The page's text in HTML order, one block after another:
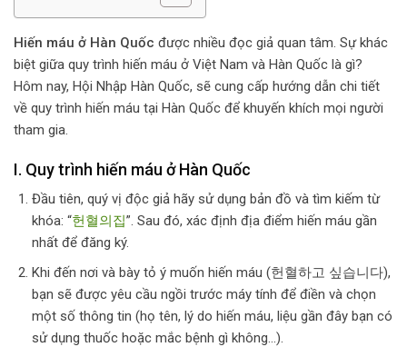
Hiến máu ở Hàn Quốc được nhiều đọc giả quan tâm. Sự khác
biệt giữa quy trình hiến máu ở Việt Nam và Hàn Quốc là gì?
Hôm nay, Hội Nhập Hàn Quốc, sẽ cung cấp hướng dẫn chi tiết
về quy trình hiến máu tại Hàn Quốc để khuyến khích mọi người
tham gia.
I. Quy trình hiến máu ở Hàn Quốc
Đầu tiên, quý vị độc giả hãy sử dụng bản đồ và tìm kiếm từ
khóa: “헌혈의집”. Sau đó, xác định địa điểm hiến máu gần
nhất để đăng ký.
Khi đến nơi và bày tỏ ý muốn hiến máu (헌혈하고 싶습니다),
bạn sẽ được yêu cầu ngồi trước máy tính để điền và chọn
một số thông tin (họ tên, lý do hiến máu, liệu gần đây bạn có
sử dụng thuốc hoặc mắc bệnh gì không…).